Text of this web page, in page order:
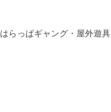
はらっぱギャング・屋外遊具